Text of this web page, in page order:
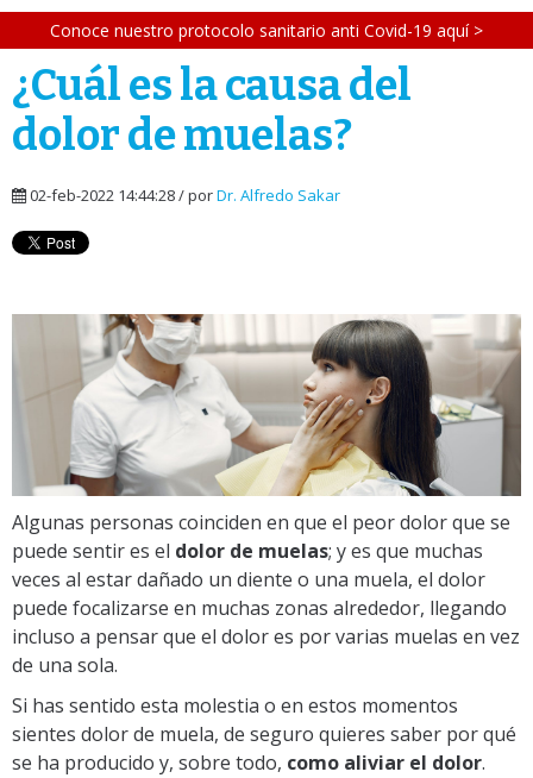
Conoce nuestro protocolo sanitario anti Covid-19 aquí >
¿Cuál es la causa del
dolor de muelas?
02-feb-2022 14:44:28 / porDr. Alfredo Sakar
Algunas personas coinciden en que el peor dolor que se
puede sentir es el dolor de muelas; y es que muchas
veces al estar dañado un diente o una muela, el dolor
puede focalizarse en muchas zonas alrededor, llegando
incluso a pensar que el dolor es por varias muelas en vez
de una sola.
Si has sentido esta molestia o en estos momentos
sientes dolor de muela, de seguro quieres saber por qué
se ha producido y, sobre todo, como aliviar el dolor.